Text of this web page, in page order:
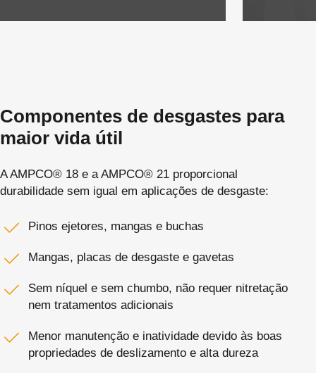
Componentes de desgastes para
maior vida útil
A AMPCO® 18 e a AMPCO® 21 proporcional
durabilidade sem igual em aplicações de desgaste:
Pinos ejetores, mangas e buchas
Mangas, placas de desgaste e gavetas
Sem níquel e sem chumbo, não requer nitretação
nem tratamentos adicionais
Menor manutenção e inatividade devido às boas
propriedades de deslizamento e alta dureza